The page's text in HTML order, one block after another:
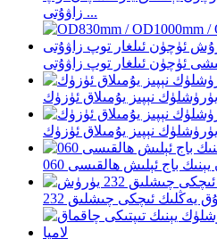
زاۋۇتى ...
يېنىك باج ئېلىش ھالقىسى